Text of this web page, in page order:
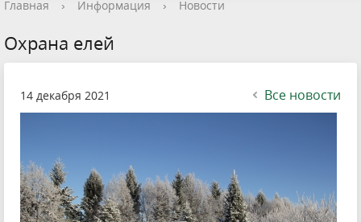
Главная › Информация › Новости
Охрана елей
14 декабря 2021 Все новости